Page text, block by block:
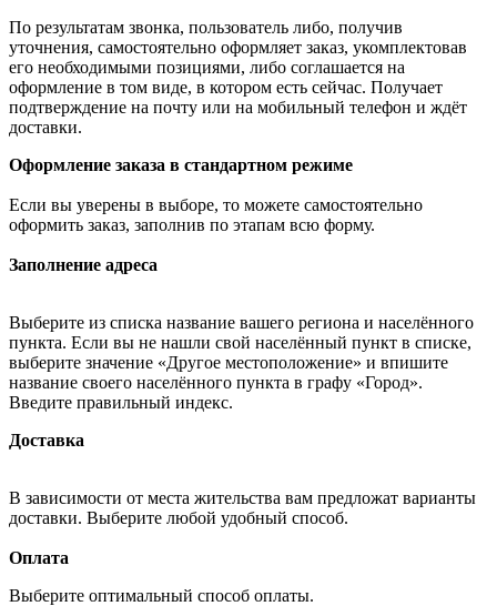
По результатам звонка, пользователь либо, получив
уточнения, самостоятельно оформляет заказ, укомплектовав
его необходимыми позициями, либо соглашается на
оформление в том виде, в котором есть сейчас. Получает
подтверждение на почту или на мобильный телефон и ждёт
доставки.
Оформление заказа в стандартном режиме
Если вы уверены в выборе, то можете самостоятельно
оформить заказ, заполнив по этапам всю форму.
Заполнение адреса
Выберите из списка название вашего региона и населённого
пункта. Если вы не нашли свой населённый пункт в списке,
выберите значение «Другое местоположение» и впишите
название своего населённого пункта в графу «Город».
Введите правильный индекс.
Доставка
В зависимости от места жительства вам предложат варианты
доставки. Выберите любой удобный способ.
Оплата
Выберите оптимальный способ оплаты.